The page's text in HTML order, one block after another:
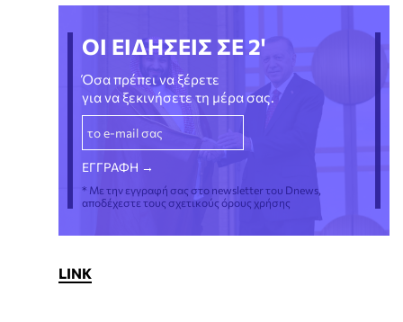
ΟΙ ΕΙΔΗΣΕΙΣ ΣΕ 2'
Όσα πρέπει να ξέρετε
για να ξεκινήσετε τη μέρα σας.
* Με την εγγραφή σας στο newsletter του Dnews,
αποδέχεστε τους σχετικούς όρους χρήσης
LINK